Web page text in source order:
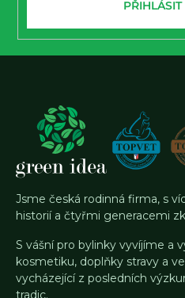
PŘIHLÁSIT
Jsme česká rodinná firma, s
historií a čtyřmi generacemi
S vášní pro bylinky vyvíjíme a
kosmetiku, doplňky stravy a
vycházející z posledních
tradic.